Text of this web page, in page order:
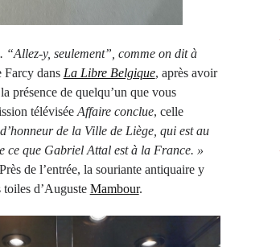
“Allez-y, seulement”, comme on dit à
Farcy dans La Libre Belgique, après avoir
présence de quelqu’un que vous
télévisée Affaire conclue, celle
de la Ville de Liège, qui est au
ce que Gabriel Attal est à la France. »
Près de l’entrée, la souriante antiquaire y
toiles d’Auguste Mambour.